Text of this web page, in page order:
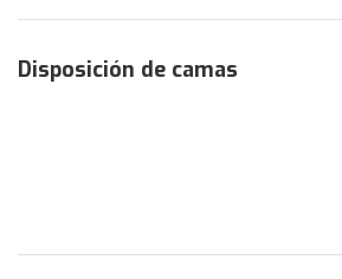
Aparcamiento
Armarios en la habitación
Disposición de camas